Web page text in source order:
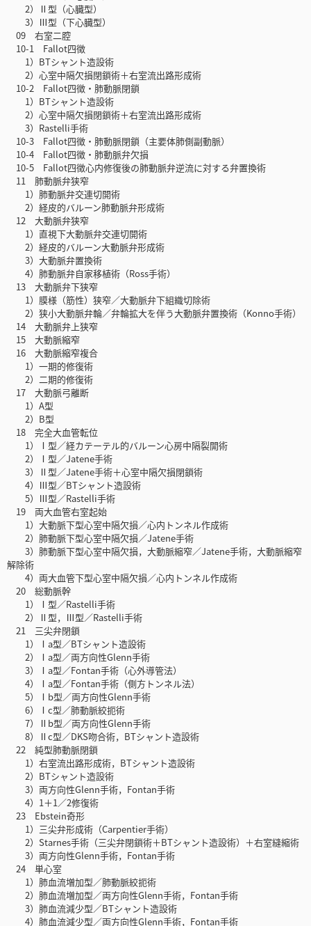
2）Ⅱ型（心臓型）
3）Ⅲ型（下心臓型）
09 右室二腔
10-1 Fallot四徴
1）BTシャント造設術
2）心室中隔欠損閉鎖術＋右室流出路形成術
10-2 Fallot四徴・肺動脈閉鎖
1）BTシャント造設術
2）心室中隔欠損閉鎖術＋右室流出路形成術
3）Rastelli手術
10-3 Fallot四徴・肺動脈閉鎖（主要体肺側副動脈）
10-4 Fallot四徴・肺動脈弁欠損
10-5 Fallot四徴心内修復後の肺動脈弁逆流に対する弁置換術
11 肺動脈弁狭窄
1）肺動脈弁交連切開術
2）経皮的バルーン肺動脈弁形成術
12 大動脈弁狭窄
1）直視下大動脈弁交連切開術
2）経皮的バルーン大動脈弁形成術
3）大動脈弁置換術
4）肺動脈弁自家移植術（Ross手術）
13 大動脈弁下狭窄
1）膜様（筋性）狭窄／大動脈弁下組織切除術
2）狭小大動脈弁輪／弁輪拡大を伴う大動脈弁置換術（Konno手術）
14 大動脈弁上狭窄
15 大動脈縮窄
16 大動脈縮窄複合
1）一期的修復術
2）二期的修復術
17 大動脈弓離断
1）A型
2）B型
18 完全大血管転位
1）Ⅰ型／経カテーテル的バルーン心房中隔裂開術
2）Ⅰ型／Jatene手術
3）Ⅱ型／Jatene手術＋心室中隔欠損閉鎖術
4）Ⅲ型／BTシャント造設術
5）Ⅲ型／Rastelli手術
19 両大血管右室起始
1）大動脈下型心室中隔欠損／心内トンネル作成術
2）肺動脈下型心室中隔欠損／Jatene手術
3）肺動脈下型心室中隔欠損，大動脈縮窄／Jatene手術，大動脈縮窄
解除術
4）両大血管下型心室中隔欠損／心内トンネル作成術
20 総動脈幹
1）Ⅰ型／Rastelli手術
2）Ⅱ型，Ⅲ型／Rastelli手術
21 三尖弁閉鎖
1）Ⅰa型／BTシャント造設術
2）Ⅰa型／両方向性Glenn手術
3）Ⅰa型／Fontan手術（心外導管法）
4）Ⅰa型／Fontan手術（側方トンネル法）
5）Ⅰb型／両方向性Glenn手術
6）Ⅰc型／肺動脈絞扼術
7）Ⅱb型／両方向性Glenn手術
8）Ⅱc型／DKS吻合術，BTシャント造設術
22 純型肺動脈閉鎖
1）右室流出路形成術，BTシャント造設術
2）BTシャント造設術
3）両方向性Glenn手術，Fontan手術
4）1＋1／2修復術
23 Ebstein奇形
1）三尖弁形成術（Carpentier手術）
2）Starnes手術（三尖弁閉鎖術＋BTシャント造設術）＋右室縫縮術
3）両方向性Glenn手術，Fontan手術
24 単心室
1）肺血流増加型／肺動脈絞扼術
2）肺血流増加型／両方向性Glenn手術，Fontan手術
3）肺血流減少型／BTシャント造設術
4）肺血流減少型／両方向性Glenn手術，Fontan手術